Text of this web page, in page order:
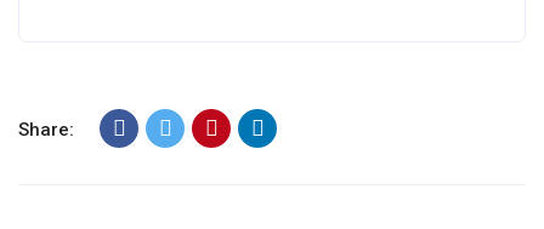
Share: